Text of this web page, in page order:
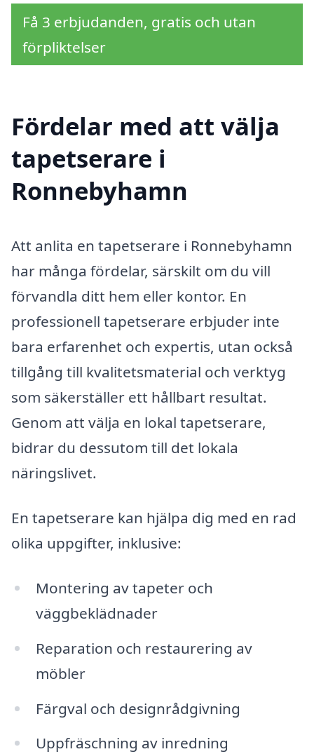
Få 3 erbjudanden, gratis och utan
förpliktelser
Fördelar med att välja
tapetserare i
Ronnebyhamn
Att anlita en tapetserare i Ronnebyhamn
har många fördelar, särskilt om du vill
förvandla ditt hem eller kontor. En
professionell tapetserare erbjuder inte
bara erfarenhet och expertis, utan också
tillgång till kvalitetsmaterial och verktyg
som säkerställer ett hållbart resultat.
Genom att välja en lokal tapetserare,
bidrar du dessutom till det lokala
näringslivet.
En tapetserare kan hjälpa dig med en rad
olika uppgifter, inklusive:
Montering av tapeter och
väggbeklädnader
Reparation och restaurering av
möbler
Färgval och designrådgivning
Uppfräschning av inredning